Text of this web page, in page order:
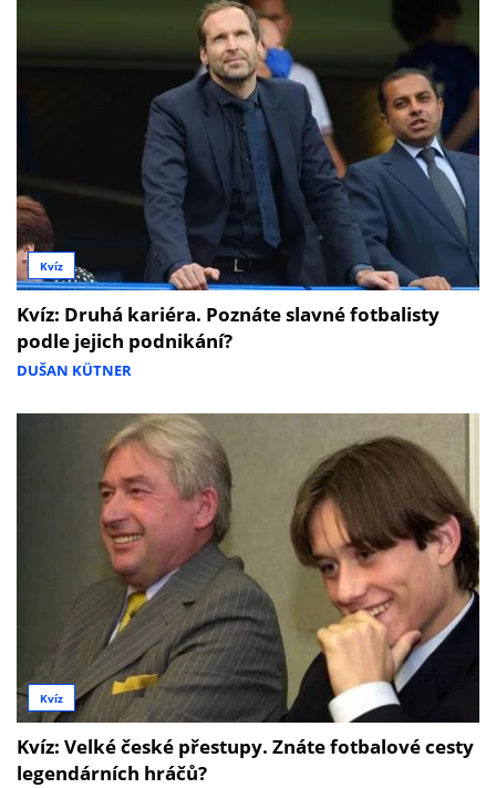
Kvíz
Kvíz: Druhá kariéra. Poznáte slavné fotbalisty
podle jejich podnikání?
DUŠAN KÜTNER
Kvíz
Kvíz: Velké české přestupy. Znáte fotbalové cesty
legendárních hráčů?